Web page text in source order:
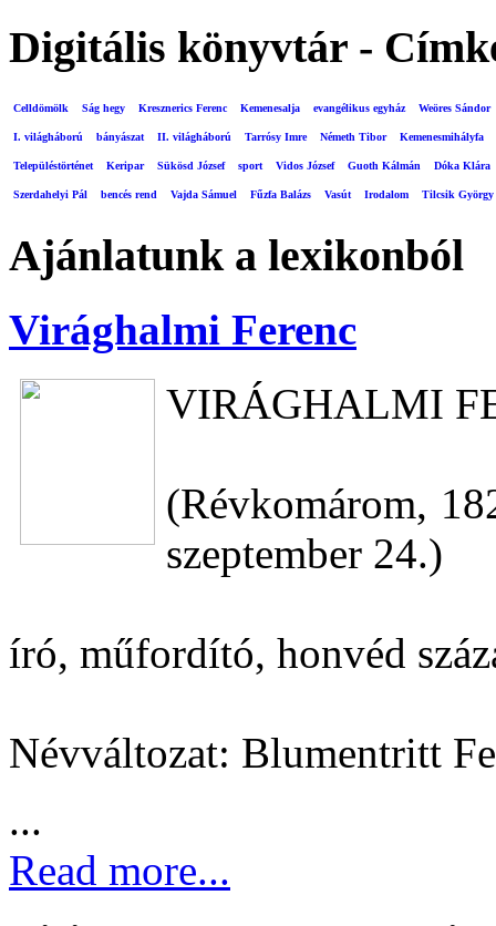
Digitális könyvtár -
Celldömölk Ság hegy Kresznerics Ferenc Kemenesalja evangélikus egyház Weöres Sándor
I. világháború bányászat II. világháború Tarrósy Imre Németh Tibor Kemenesmihályfa
Településtörténet Keripar Sükösd József sport Vidos József Guoth Kálmán Dóka Klára
Szerdahelyi Pál bencés rend Vajda Sámuel Fűzfa Balázs Vasút Irodalom Tilcsik György
Ajánlatunk a lexikonból
Virághalmi Ferenc
VIRÁGHALMI
(Révkomárom,
szeptember 24.)
író, műfordító, honvéd
Névváltozat: Blumentritt
...
Read more...